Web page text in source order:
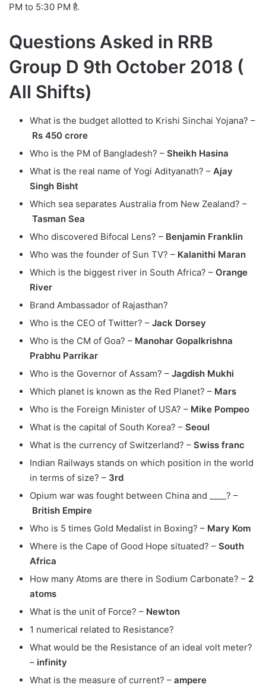
PM to 5:30 PM है.
Questions Asked in RRB
Group D 9th October 2018 (
All Shifts)
What is the budget allotted to Krishi Sinchai Yojana? –
Rs 450 crore
Who is the PM of Bangladesh? – Sheikh Hasina
What is the real name of Yogi Adityanath? – Ajay
Singh Bisht
Which sea separates Australia from New Zealand? –
Tasman Sea
Who discovered Bifocal Lens? – Benjamin Franklin
Who was the founder of Sun TV? – Kalanithi Maran
Which is the biggest river in South Africa? – Orange
River
Brand Ambassador of Rajasthan?
Who is the CEO of Twitter? – Jack Dorsey
Who is the CM of Goa? – Manohar Gopalkrishna
Prabhu Parrikar
Who is the Governor of Assam? – Jagdish Mukhi
Which planet is known as the Red Planet? – Mars
Who is the Foreign Minister of USA? – Mike Pompeo
What is the capital of South Korea? – Seoul
What is the currency of Switzerland? – Swiss franc
Indian Railways stands on which position in the world
in terms of size? – 3rd
Opium war was fought between China and ____? –
British Empire
Who is 5 times Gold Medalist in Boxing? – Mary Kom
Where is the Cape of Good Hope situated? – South
Africa
How many Atoms are there in Sodium Carbonate? – 2
atoms
What is the unit of Force? – Newton
1 numerical related to Resistance?
What would be the Resistance of an ideal volt meter?
– infinity
What is the measure of current? – ampere